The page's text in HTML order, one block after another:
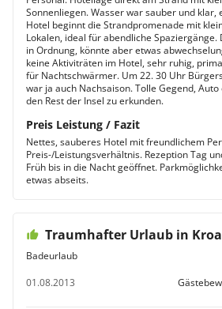
Sonnenliegen. Wasser war sauber und klar,
Hotel beginnt die Strandpromenade mit
Lokalen, ideal für abendliche
in Ordnung, könnte aber etwas
keine Aktiviträten im Hotel, sehr ruhig,
für Nachtschwärmer. Um 22. 30 Uhr
war ja auch Nachsaison. Tolle Gegend,
den Rest der Insel zu erkunden.
Preis Leistung / Fazit
Nettes, sauberes Hotel mit freundlichem
Preis-/Leistungsverhältnis. Rezeption Tag
Früh bis in die Nacht geöffnet.
etwas abseits.
Traumhafter Urlaub in
Badeurlaub
01.08.2013